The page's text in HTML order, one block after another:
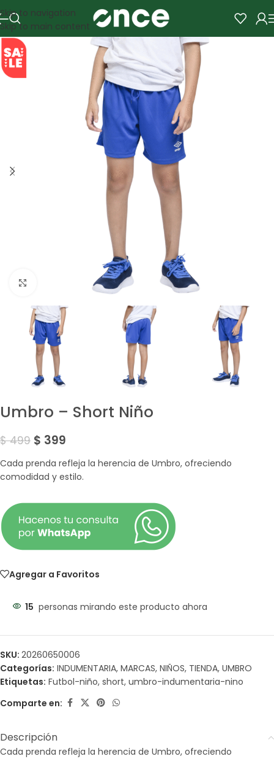
Skip to navigation
Skip to main content
SALE
Amplía la Imagen
Umbro – Short Niño
$499 $ 399
Cada prenda refleja la herencia de Umbro, ofreciendo
comodidad y estilo.
Agregar a Favoritos
15 personas mirando este producto ahora
SKU: 20260650006
Categorías: INDUMENTARIA, MARCAS, NIÑOS, TIENDA, UMBRO
Etiquetas: Futbol-niño, short, umbro-indumentaria-nino
Comparte en:
Descripción
Cada prenda refleja la herencia de Umbro, ofreciendo